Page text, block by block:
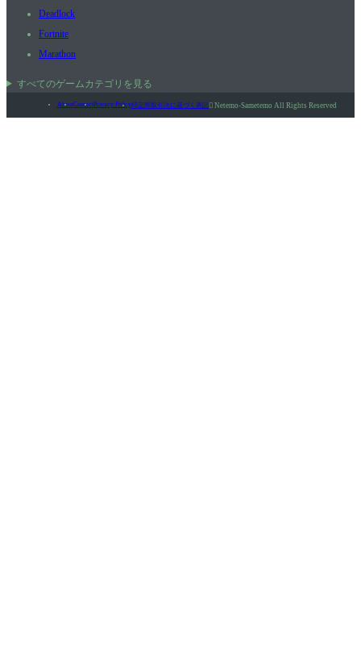
Deadlock
Fortnite
Marathon
すべてのゲームカテゴリを見る
AboutContactPrivacy Policy特定商取引法に基づく表記 Netemo-Sametemo All Rights Reserved